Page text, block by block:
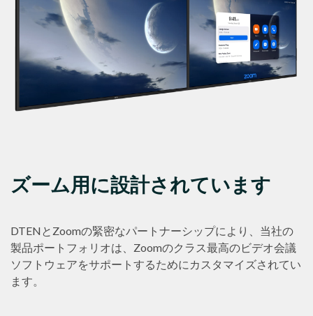
ズーム用に設計されています
DTENとZoomの緊密なパートナーシップにより、当社の
製品ポートフォリオは、Zoomのクラス最高のビデオ会議
ソフトウェアをサポートするためにカスタマイズされてい
ます。